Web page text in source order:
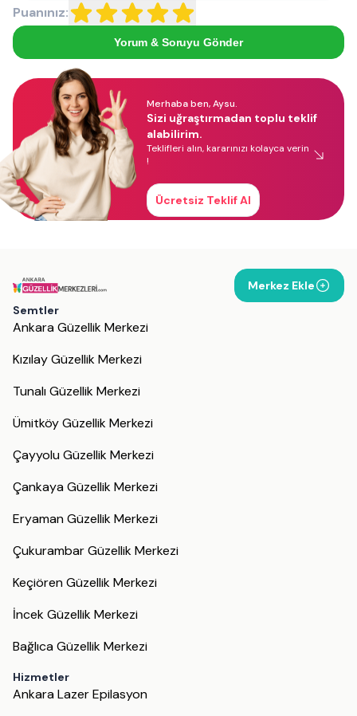
Puanınız:
Yorum & Soruyu Gönder
Merhaba ben, Aysu.
Sizi uğraştırmadan toplu teklif
alabilirim.
Teklifleri alın, kararınızı kolayca verin
!
Ücretsiz Teklif Al
Merkez Ekle
Semtler
Ankara Güzellik Merkezi
Kızılay Güzellik Merkezi
Tunalı Güzellik Merkezi
Ümitköy Güzellik Merkezi
Çayyolu Güzellik Merkezi
Çankaya Güzellik Merkezi
Eryaman Güzellik Merkezi
Çukurambar Güzellik Merkezi
Keçiören Güzellik Merkezi
İncek Güzellik Merkezi
Bağlıca Güzellik Merkezi
Hizmetler
Ankara Lazer Epilasyon